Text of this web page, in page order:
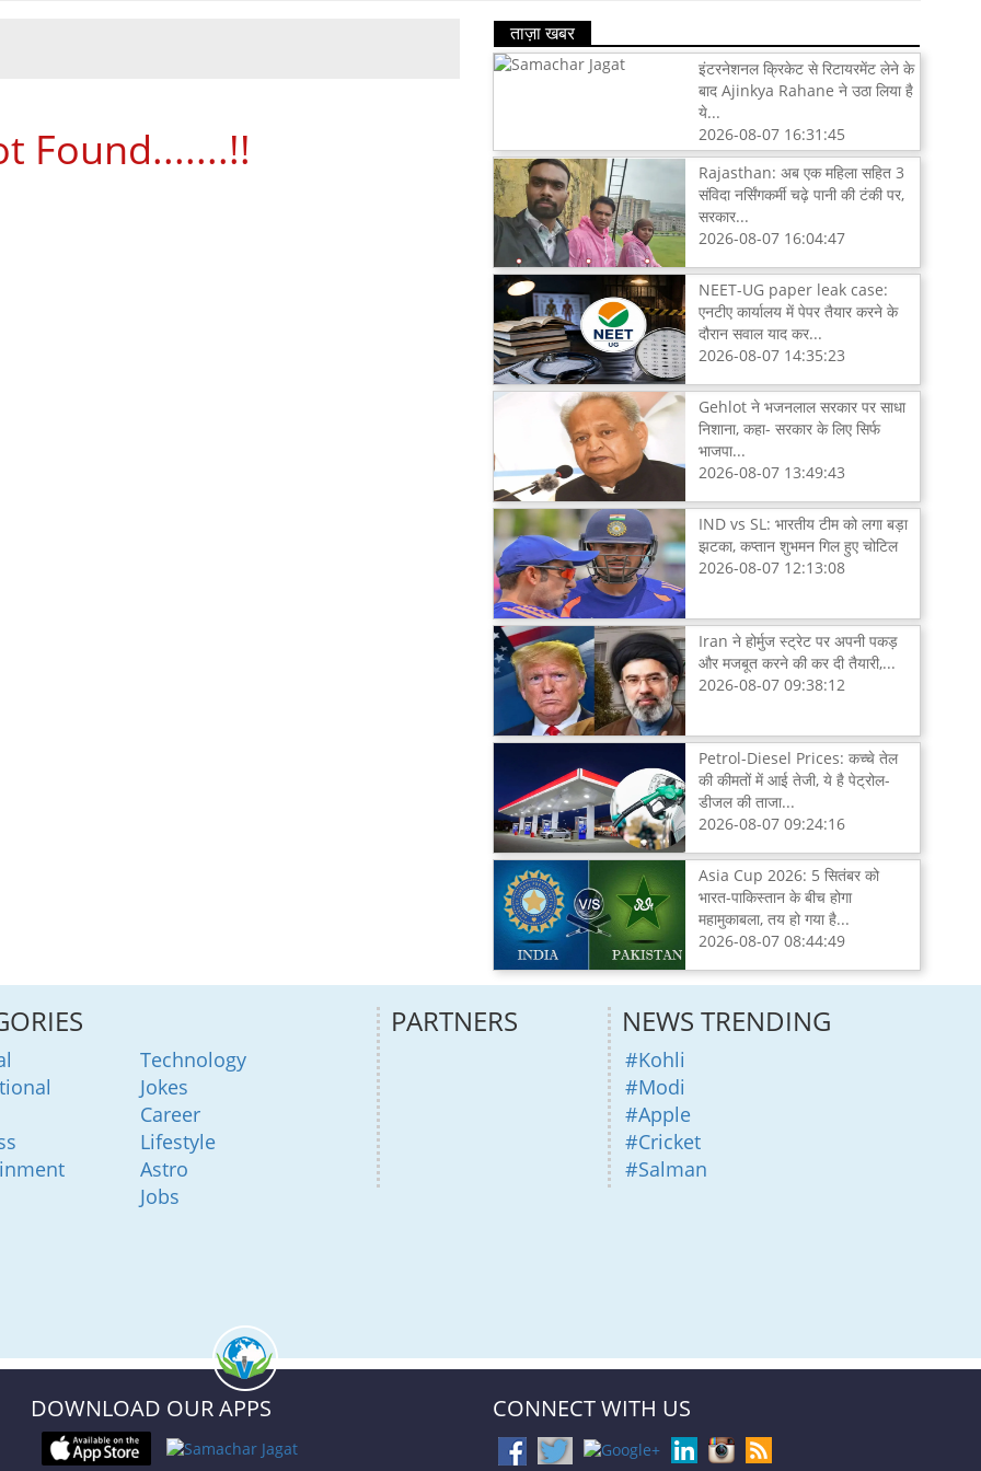
Found.......!!
ताज़ा खबर
इंटरनेशनल क्रिकेट से रिटायरमेंट लेने के
बाद Ajinkya Rahane ने उठा लिया है
ये...
2026-08-07 16:31:45
Rajasthan: अब एक महिला सहित 3
संविदा नर्सिंगकर्मी चढ़े पानी की टंकी पर,
सरकार...
2026-08-07 16:04:47
NEET-UG paper leak case:
एनटीए कार्यालय में पेपर तैयार करने के
दौरान सवाल याद कर...
2026-08-07 14:35:23
Gehlot ने भजनलाल सरकार पर साधा
निशाना, कहा- सरकार के लिए सिर्फ
भाजपा...
2026-08-07 13:49:43
IND vs SL: भारतीय टीम को लगा बड़ा
झटका, कप्तान शुभमन गिल हुए चोटिल
2026-08-07 12:13:08
Iran ने होर्मुज स्ट्रेट पर अपनी पकड़
और मजबूत करने की कर दी तैयारी,...
2026-08-07 09:38:12
Petrol-Diesel Prices: कच्चे तेल
की कीमतों में आई तेजी, ये है पेट्रोल-
डीजल की ताजा...
2026-08-07 09:24:16
Asia Cup 2026: 5 सितंबर को
भारत-पाकिस्तान के बीच होगा
महामुकाबला, तय हो गया है...
2026-08-07 08:44:49
Technology
Jokes
Career
Lifestyle
Astro
Jobs
PARTNERS NEWS TRENDING
#Kohli
#Modi
#Apple
#Cricket
#Salman
DOWNLOAD OUR APPS CONNECT WITH US